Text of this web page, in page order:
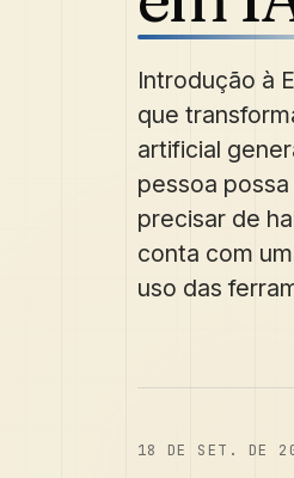
Introdução à
que
artificial
pessoa
precisar de
conta com
uso das
18 DE SET. DE